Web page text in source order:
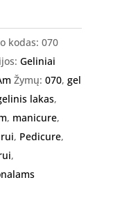
kodas:070
Geliniai
Žymų:070,gel
lakas,
, manicure,
, Pedicure,
,